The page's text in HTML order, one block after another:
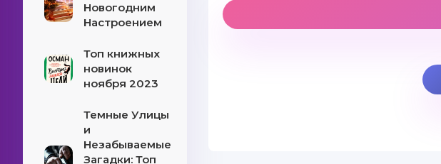
Новогодним
Настроением
Топ книжных
новинок
ноября 2023
Темные Улицы
и
Незабываемые
Загадки: Топ